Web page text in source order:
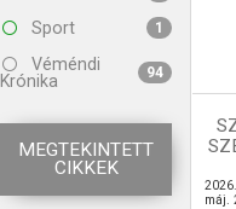
Sport 1
Véméndi
Krónika
94
MEGTEKINTETT
CIKKEK
máj.